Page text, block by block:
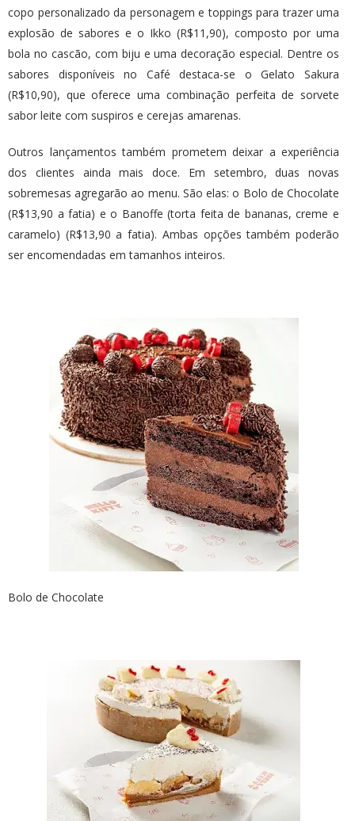
copo personalizado da personagem e toppings para trazer uma
explosão de sabores e o Ikko (R$11,90), composto por uma
bola no cascão, com biju e uma decoração especial. Dentre os
sabores disponíveis no Café destaca-se o Gelato Sakura
(R$10,90), que oferece uma combinação perfeita de sorvete
sabor leite com suspiros e cerejas amarenas.
Outros lançamentos também prometem deixar a experiência
dos clientes ainda mais doce. Em setembro, duas novas
sobremesas agregarão ao menu. São elas: o Bolo de Chocolate
(R$13,90 a fatia) e o Banoffe (torta feita de bananas, creme e
caramelo) (R$13,90 a fatia). Ambas opções também poderão
ser encomendadas em tamanhos inteiros.
Bolo de Chocolate